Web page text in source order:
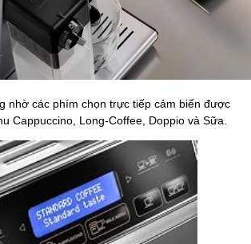
nhờ các phím chọn trực tiếp cảm biến được
Cappuccino, Long-Coffee, Doppio và Sữa.